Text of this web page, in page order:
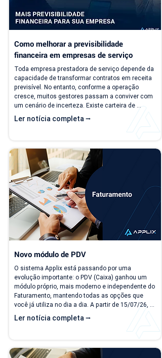
Como melhorar a previsibilidade
financeira em empresas de serviço
Toda empresa prestadora de serviço depende da
capacidade de transformar contratos em receita
previsível. No entanto, conforme a operação
cresce, muitos gestores passam a conviver com
um cenário de incerteza. Existe carteira de
clientes, há contratos ativos e novos negócios
acontecendo, mas responder perguntas simples,
como "quanto a empresa deve faturar no próximo
mês?", torna-se cada vez mais difícil. Essa falta
de previsibilidade financeira afeta decisões
importantes, como investimentos,...
Ler notícia completa ⭢
Novo módulo de PDV
O sistema Applix está passando por uma
evolução importante: o PDV (Caixa) ganhou um
módulo próprio, mais moderno e independente do
Faturamento, mantendo todas as opções que
você já utiliza no dia a dia. A partir de 15/07/26,
as duas versões ficam disponíveis ao mesmo
tempo, para que você possa conhecer, testar e se
acostumar com a nova interface no seu ritmo. O
que muda? Local de acesso Hoje, o PDV funciona
dentro do módulo de Faturamento, na aba "Caixa
Ler notícia completa ⭢